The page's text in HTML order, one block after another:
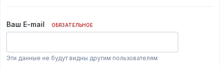
Ваш E-mail ОБЯЗАТЕЛЬНОЕ
Эти данные не будут видны другим пользователям